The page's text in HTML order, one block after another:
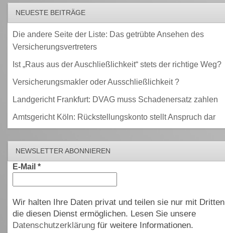
NEUESTE BEITRÄGE
Die andere Seite der Liste: Das getrübte Ansehen des
Versicherungsvertreters
Ist „Raus aus der Auschließlichkeit“ stets der richtige Weg?
Versicherungsmakler oder Ausschließlichkeit ?
Landgericht Frankfurt: DVAG muss Schadenersatz zahlen
Amtsgericht Köln: Rückstellungskonto stellt Anspruch dar
NEWSLETTER ABONNIEREN
E-Mail *
Wir halten Ihre Daten privat und teilen sie nur mit
die diesen Dienst ermöglichen. Lesen Sie unsere
Datenschutzerklärungfür weitere Informationen.